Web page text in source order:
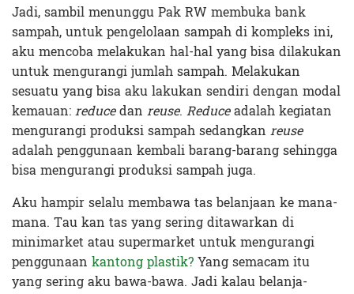
Jadi, sambil menunggu Pak RW membuka bank
sampah, untuk pengelolaan sampah di kompleks ini,
aku mencoba melakukan hal-hal yang bisa dilakukan
untuk mengurangi jumlah sampah. Melakukan
sesuatu yang bisa aku lakukan sendiri dengan modal
kemauan:reducedan reuse. Reduceadalah kegiatan
mengurangi produksi sampah sedangkan reuse
adalah penggunaan kembali barang-barang sehingga
bisa mengurangi produksi sampah juga.
Aku hampir selalu membawa tas belanjaan ke mana-
mana. Tau kan tas yang sering ditawarkan di
minimarket atau supermarket untuk mengurangi
penggunaan kantong plastik?Yang semacam itu
yang sering aku bawa-bawa. Jadi kalau belanja-